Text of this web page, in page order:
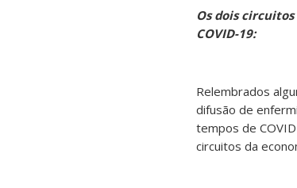
Os dois circuitos
COVID-19:
Relembrados
difusão de
tempos de
circuitos da